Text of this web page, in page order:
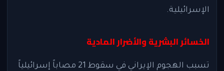
الإسرائيلية.
الخسائر البشرية والأضرار المادية
تسبب الهجوم الإيراني في سقوط 21 مصاباً إسرائيلياً